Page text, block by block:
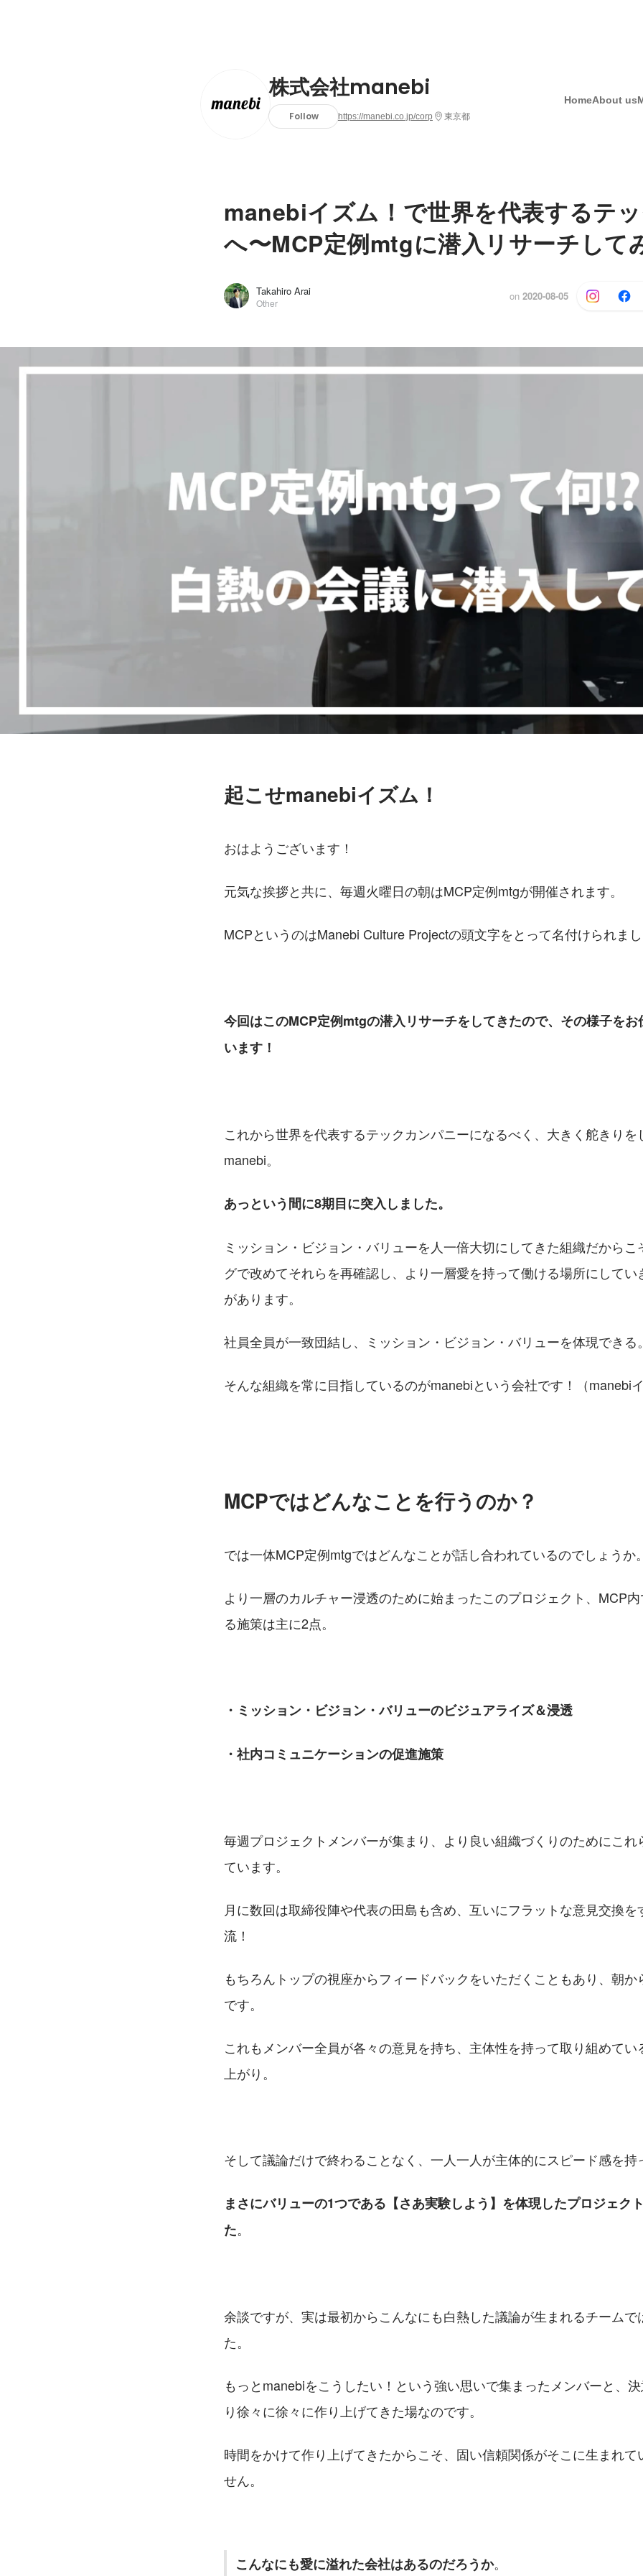
株式会社manebi
Follow https://manebi.co.jp/corp 東京都
HomeAbout us
manebiイズム！で世界を代表するテ
へ〜MCP定例mtgに潜入リサーチして
Takahiro Arai
Other
on 2020-08-05
起こせmanebiイズム！
おはようございます！
元気な挨拶と共に、毎週火曜日の朝はMCP定例mtgが開催されます。
MCPというのはManebi Culture Projectの頭文字をとって名付けられま
今回はこのMCP定例mtgの潜入リサーチをしてきたので、その様子をお
います！
これから世界を代表するテックカンパニーになるべく、大きく舵きりを
manebi。
あっという間に8期目に突入しました。
ミッション・ビジョン・バリューを人一倍大切にしてきた組織だから
グで改めてそれらを再確認し、より一層愛を持って働ける場所にして
があります。
社員全員が一致団結し、ミッション・ビジョン・バリューを体現できる
そんな組織を常に目指しているのがmanebiという会社です！（manebi
MCPではどんなことを行うのか？
では一体MCP定例mtgではどんなことが話し合われているのでしょうか
より一層のカルチャー浸透のために始まったこのプロジェクト、MCP
る施策は主に2点。
・ミッション・ビジョン・バリューのビジュアライズ＆浸透
・社内コミュニケーションの促進施策
毎週プロジェクトメンバーが集まり、より良い組織づくりのためにこれ
ています。
月に数回は取締役陣や代表の田島も含め、互いにフラットな意見交換
流！
もちろんトップの視座からフィードバックをいただくこともあり、朝
です。
これもメンバー全員が各々の意見を持ち、主体性を持って取り組めて
上がり。
そして議論だけで終わることなく、一人一人が主体的にスピード感を持
まさにバリューの1つである【さあ実験しよう】を体現したプロジェク
た。
余談ですが、実は最初からこんなにも白熱した議論が生まれるチームで
た。
もっとmanebiをこうしたい！という強い思いで集まったメンバーと、
り徐々に徐々に作り上げてきた場なのです。
時間をかけて作り上げてきたからこそ、固い信頼関係がそこに生まれて
せん。
こんなにも愛に溢れた会社はあるのだろうか。